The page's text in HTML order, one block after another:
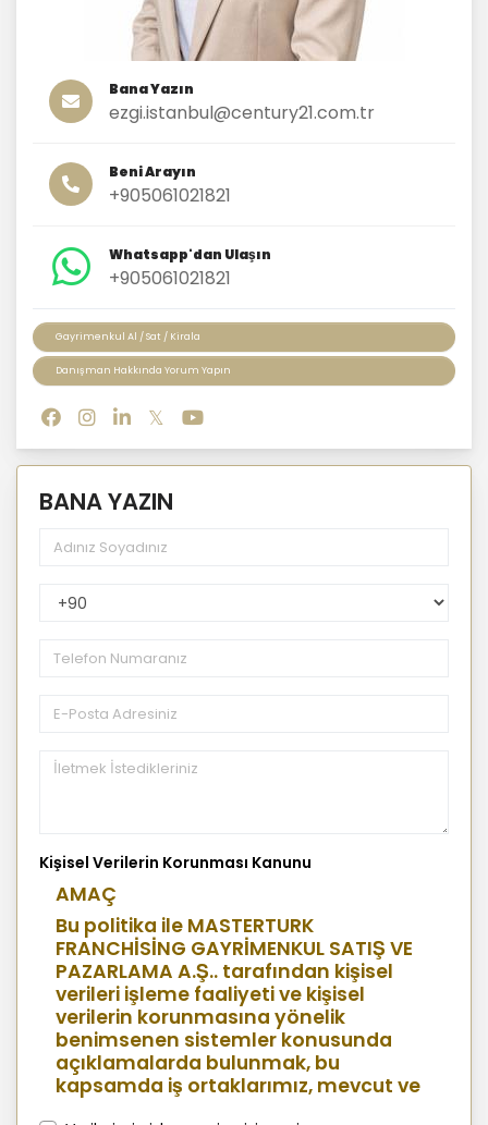
Bana Yazın
ezgi.istanbul@century21.com.tr
Beni Arayın
+905061021821
Whatsapp'dan Ulaşın
+905061021821
Gayrimenkul Al / Sat / Kirala
Danışman Hakkında Yorum Yapın
BANA YAZIN
PhoneNumberCountryPhoneCode
Kişisel Verilerin Korunması Kanunu
AMAÇ
Bu politika ile MASTERTURK
FRANCHİSİNG GAYRİMENKUL SATIŞ VE
PAZARLAMA A.Ş.. tarafından kişisel
verileri işleme faaliyeti ve kişisel
verilerin korunmasına yönelik
benimsenen sistemler konusunda
açıklamalarda bulunmak, bu
kapsamda iş ortaklarımız, mevcut ve